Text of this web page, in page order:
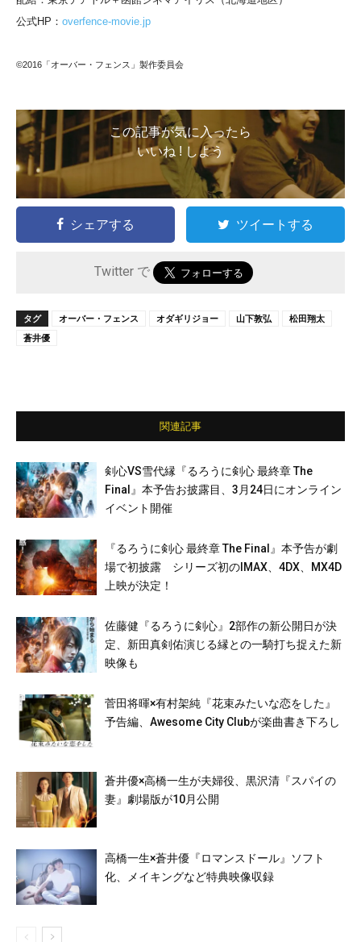
公式HP： overfence-movie.jp
©2016「オーバー・フェンス」製作委員会
この記事が気に入ったら
いいね ! しよう
シェアする ツイートする
Twitter で
タグ オーバー・フェンス オダギリジョー 山下敦弘
松田翔太
蒼井優
関連記事
剣心VS雪代縁『るろうに剣心 最終章 The
Final』本予告お披露目、3月24日にオンライン
イベント開催
『るろうに剣心 最終章 The Final』本予告が劇
場で初披露 シリーズ初のIMAX、4DX、MX4D
上映が決定！
佐藤健『るろうに剣心』2部作の新公開日が決
定、新田真剣佑演じる縁との一騎打ち捉えた新
映像も
菅田将暉×有村架純『花束みたいな恋をした』
予告編、Awesome City Clubが楽曲書き下ろし
蒼井優×高橋一生が夫婦役、黒沢清『スパイの
妻』劇場版が10月公開
高橋一生×蒼井優『ロマンスドール』ソフト
化、メイキングなど特典映像収録